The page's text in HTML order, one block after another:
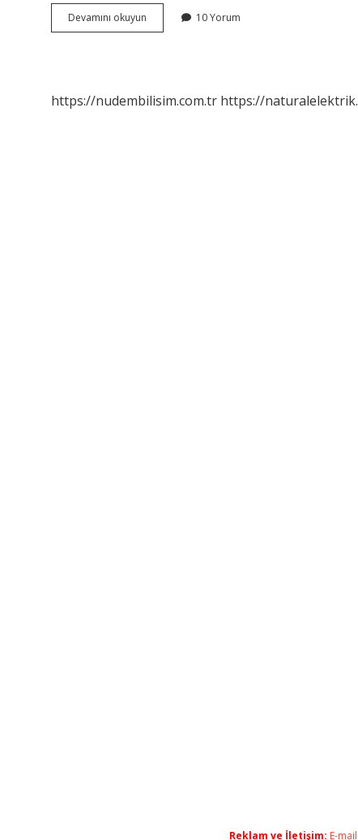
Devamını okuyun Okullarda
Beden
Var
10 Yorum
https://nudembilisim.com.tr https://
Reklam ve İletişim: E-mail: